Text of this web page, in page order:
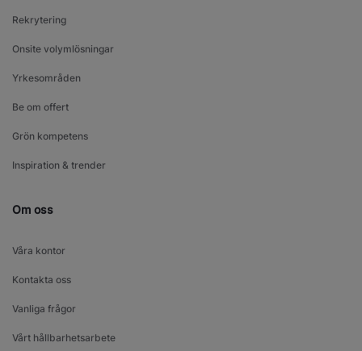
Rekrytering
Onsite volymlösningar
Yrkesområden
Be om offert
Grön kompetens
Inspiration & trender
Om oss
Våra kontor
Kontakta oss
Vanliga frågor
Vårt hållbarhetsarbete